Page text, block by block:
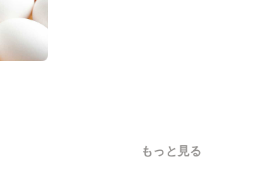
もっと見る